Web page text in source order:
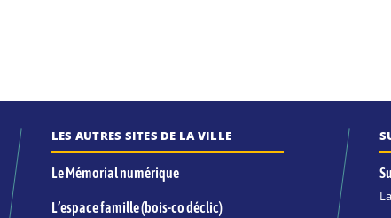
LES AUTRES SITES DE LA VILLE
Le Mémorial numérique
L’espace famille (bois-co déclic)